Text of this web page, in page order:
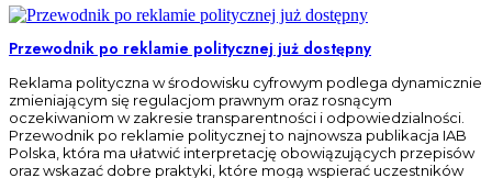
Przewodnik po reklamie politycznej już dostępny
Reklama polityczna w środowisku cyfrowym podlega dynamicznie
zmieniającym się regulacjom prawnym oraz rosnącym
oczekiwaniom w zakresie transparentności i odpowiedzialności.
Przewodnik po reklamie politycznej to najnowsza publikacja IAB
Polska, która ma ułatwić interpretację obowiązujących przepisów
oraz wskazać dobre praktyki, które mogą wspierać uczestników